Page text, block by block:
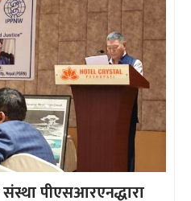
पीएसआरएनद्धारा